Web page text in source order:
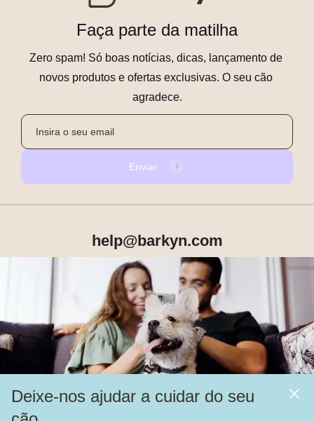
Deixe-nos ajudar a cuidar do seu
Faça parte da matilha
Zero spam! Só boas notícias, dicas, lançamento de
novos produtos e ofertas exclusivas. O seu cão
agradece.
Enviar
help@barkyn.com
Produtos
Mais
Alimentação